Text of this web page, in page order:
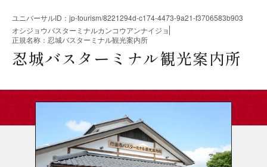
ユニバーサルID ： jp-tourism/8221294d-c174-4473-9a21-f3706583b903
オシジョウバスターミナルカンコウアンナイジョ
正規名称 ： 忍城バスターミナル観光案内所
忍城バスターミナル観光案内所